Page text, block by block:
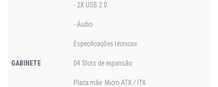
GABINETE
- 2X USB 2.0
- Áudio
Especificações técnicas:
04 Slots de expansão
Placa mãe: Micro ATX / ITX